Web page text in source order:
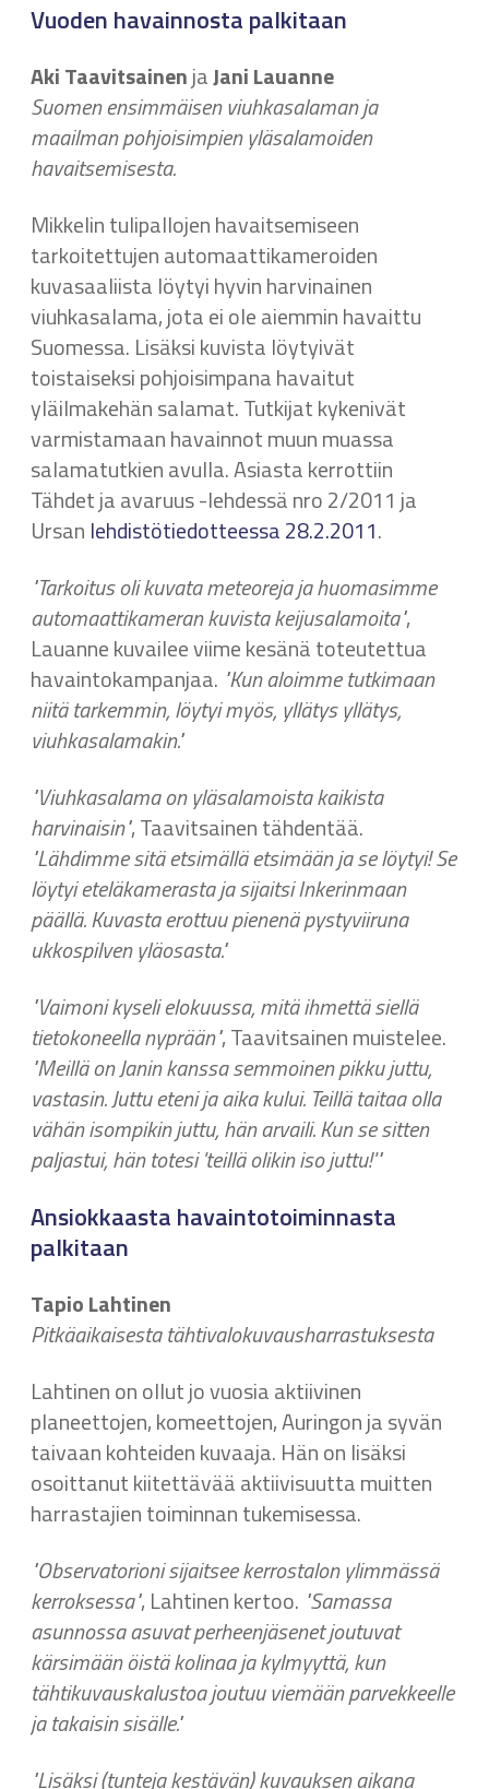
Vuoden havainnosta palkitaan
Aki TaavitsainenjaJani Lauanne
Suomen ensimmäisen viuhkasalaman ja
maailman pohjoisimpien yläsalamoiden
havaitsemisesta.
Mikkelin tulipallojen havaitsemiseen
tarkoitettujen automaattikameroiden
kuvasaaliista löytyi hyvin harvinainen
viuhkasalama, jota ei ole aiemmin havaittu
Suomessa. Lisäksi kuvista löytyivät
toistaiseksi pohjoisimpana havaitut
yläilmakehän salamat. Tutkijat kykenivät
varmistamaan havainnot muun muassa
salamatutkien avulla. Asiasta kerrottiin
Tähdet ja avaruus -lehdessä nro 2/2011 ja
Ursan lehdistötiedotteessa 28.2.2011.
"Tarkoitus oli kuvata meteoreja ja huomasimme
automaattikameran kuvista keijusalamoita",
Lauanne kuvailee viime kesänä toteutettua
havaintokampanjaa. "Kun aloimme tutkimaan
niitä tarkemmin, löytyi myös, yllätys yllätys,
viuhkasalamakin."
"Viuhkasalama on yläsalamoista kaikista
harvinaisin", Taavitsainen tähdentää.
"Lähdimme sitä etsimällä etsimään ja se löytyi! Se
löytyi eteläkamerasta ja sijaitsi Inkerinmaan
päällä. Kuvasta erottuu pienenä pystyviiruna
ukkospilven yläosasta."
"Vaimoni kyseli elokuussa, mitä ihmettä siellä
tietokoneella nyprään", Taavitsainen muistelee.
"Meillä on Janin kanssa semmoinen pikku juttu,
vastasin. Juttu eteni ja aika kului. Teillä taitaa olla
vähän isompikin juttu, hän arvaili. Kun se sitten
paljastui, hän totesi 'teillä olikin iso juttu!'"
Ansiokkaasta havaintotoiminnasta
palkitaan
Tapio Lahtinen
Pitkäaikaisesta tähtivalokuvausharrastuksesta
Lahtinen on ollut jo vuosia aktiivinen
planeettojen, komeettojen, Auringon ja syvän
taivaan kohteiden kuvaaja. Hän on lisäksi
osoittanut kiitettävää aktiivisuutta muitten
harrastajien toiminnan tukemisessa.
"Observatorioni sijaitsee kerrostalon ylimmässä
kerroksessa", Lahtinen kertoo. "Samassa
asunnossa asuvat perheenjäsenet joutuvat
kärsimään öistä kolinaa ja kylmyyttä, kun
tähtikuvauskalustoa joutuu viemään parvekkeelle
ja takaisin sisälle."
"Lisäksi (tunteja kestävän) kuvauksen aikana